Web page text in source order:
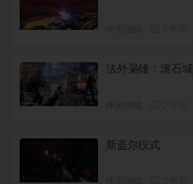
法外枭雄：滚石城
斯盖尔仪式